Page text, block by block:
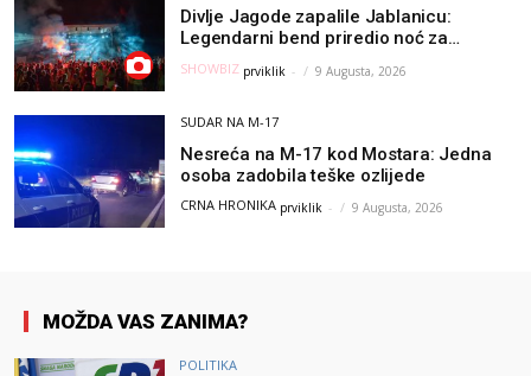
Divlje Jagode zapalile Jablanicu:
Legendarni bend priredio noć za
pamćenje
SHOWBIZ prviklik - 9 Augusta, 2026
SUDAR NA M-17
Nesreća na M-17 kod Mostara: Jedna
osoba zadobila teške ozlijede
CRNA HRONIKA prviklik - 9 Augusta, 2026
MOŽDA VAS ZANIMA?
POLITIKA